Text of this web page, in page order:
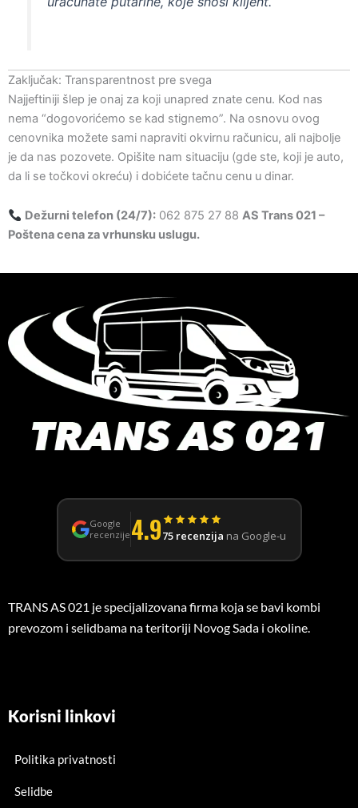
Zaključak: Transparentnost pre svega
Najjeftiniji šlep je onaj za koji unapred znate cenu. Kod nas
nema “dogovorićemo se kad stignemo”. Na osnovu ovog
cenovnika možete sami napraviti okvirnu računicu, ali najbolje
je da nas pozovete. Opišite nam situaciju (gde ste, koji je auto,
da li se točkovi okreću) i dobićete tačnu cenu u dinar.
Dežurni telefon (24/7):062 875 27 88 AS Trans 021 –
Poštena cena za vrhunsku uslugu.
Google
recenzije 4.975 recenzija na Google-u
TRANS AS 021 je specijalizovana firma koja se bavi kombi
prevozom i selidbama na teritoriji Novog Sada i okoline.
Korisni linkovi
Politika privatnosti
Selidbe